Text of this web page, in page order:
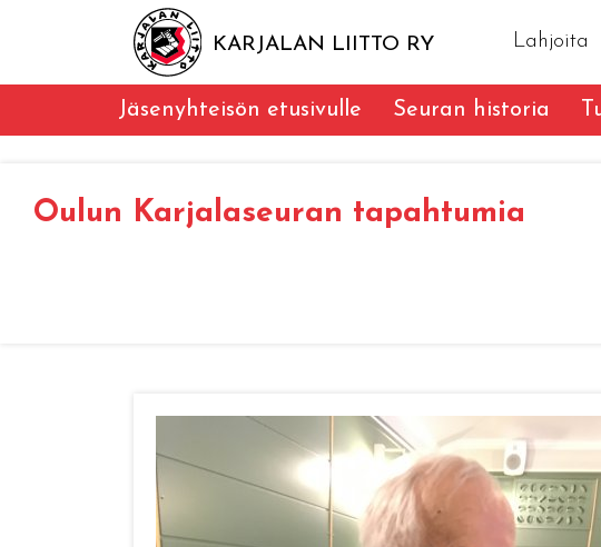
KARJALAN LIITTO RY Lahjoita
Jäsenyhteisön etusivulle Seuran historia
Oulun Karjalaseuran tapahtumia